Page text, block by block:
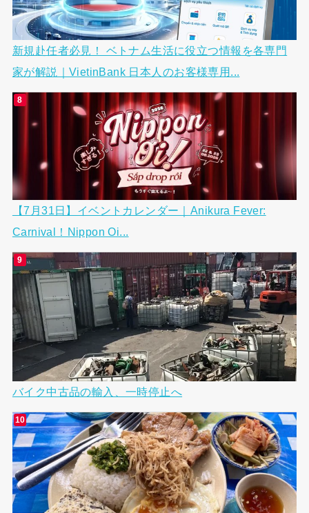
新規赴任者必見！ ベトナム生活に役立つ情報を各専門
家が解説｜VietinBank 日本人のお客様専用...
【7月31日】イベントカレンダー｜Anikura Fever:
Carnival！Nippon Oi...
バイク中古品の輸入、一時停止へ